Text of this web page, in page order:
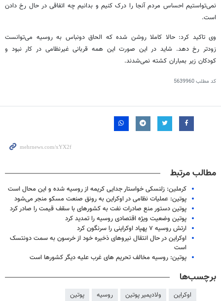
نمی‌تواستیم احساس مردم آنجا را درک کنیم و بدانیم چه اتفاقی در حال رخ دادن
است.
وی تاکید کرد: حالا کاملا روشن شده که الحاق دونباس به روسیه می‌توانست
زودتر رخ دهد. شاید در این صورت این همه قربانی غیرنظامی در کار نبود و
کودکان زیر بمباران کشته نمی‌شدند.
کد مطلب5639960
مطالب مرتبط
کرملین: زلنسکی خواستار جدایی کریمه از روسیه شده و این محال است
پوتین: عملیات نظامی در اوکراین به رونق صنعت مسکو منجر می‌شود
پوتین دستور منع صادرات نفت به کشورهای با سقف قیمت را صادر کرد
پوتین وضعیت ویژه اقتصادی روسیه را تمدید کرد
ارتش روسیه ۷ پهپاد اوکراینی را سرنگون کرد
اوکراین در حال انتقال نیروهای ذخیره خود از خرسون به سمت دونتسک
است
پوتین: روسیه مخالف تحریم های غرب علیه دیگر کشورها است
برچسب‌ها
اوکراین ولادیمیر پوتین روسیه پوتین